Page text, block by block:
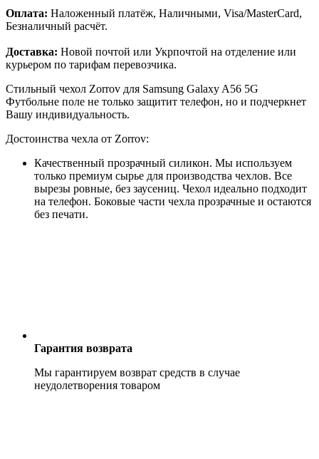
Оплата: Наложенный платёж, Наличными, Visa/MasterCard,
Безналичный расчёт.
Доставка: Новой почтой или Укрпочтой на отделение или
курьером по тарифам перевозчика.
Стильный чехол Zorrov для Samsung Galaxy A56 5G
Футбольне поле не только защитит телефон, но и подчеркнет
Вашу индивидуальность.
Достоинства чехла от Zorrov:
Качественный прозрачный силикон. Мы используем
только премиум сырье для производства чехлов. Все
вырезы ровные, без заусениц. Чехол идеально подходит
на телефон. Боковые части чехла прозрачные и остаются
без печати.
Гарантия возврата
Мы гарантируем возврат средств в случае
неудолетворения товаром